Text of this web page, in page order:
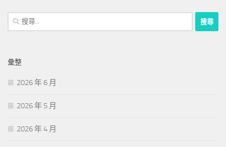
搜
尋
字:
彙整
2026 年 6 月
2026 年 5 月
2026 年 4 月